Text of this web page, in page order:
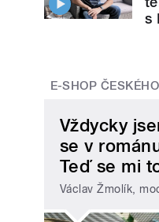
s
E-SHOP
Vždycky
se v
Teď se mi
Václav Žmolík,